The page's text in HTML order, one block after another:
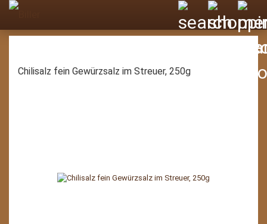
Chilisalz fein Gewürzsalz im Streuer, 250g